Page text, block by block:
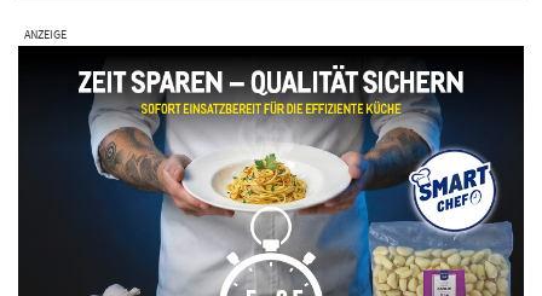
ANZEIGE